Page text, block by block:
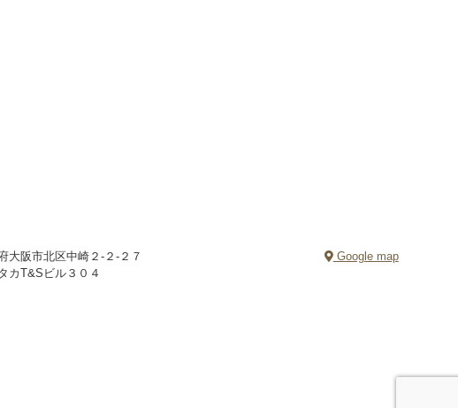
大阪市北区中崎２-２-２７
カT&Sビル３０４
Google map